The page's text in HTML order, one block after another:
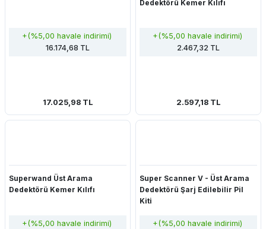
+(%5,00 havale indirimi)
16.174,68 TL
17.025,98 TL
Dedektörü Kemer Kılıfı
+(%5,00 havale indirimi)
2.467,32 TL
2.597,18 TL
Superwand Üst Arama
Dedektörü Kemer Kılıfı
+(%5,00 havale indirimi)
Super Scanner V - Üst Arama
Dedektörü Şarj Edilebilir Pil
Kiti
+(%5,00 havale indirimi)